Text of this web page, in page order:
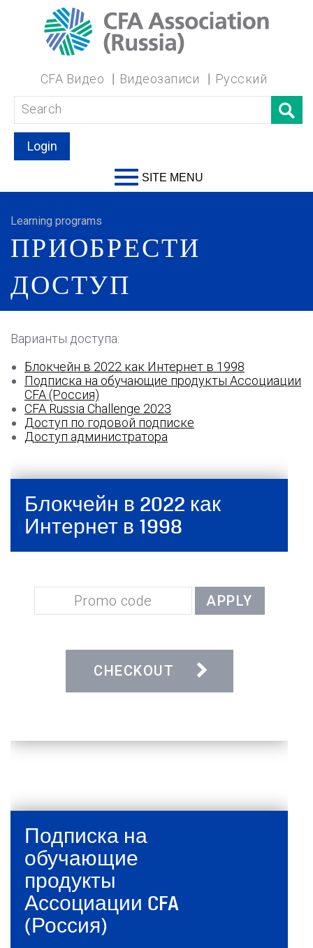
CFA Видео Видеозаписи Русский
Login
SITE MENU
Learning programs
ПРИОБРЕСТИ
ДОСТУП
Варианты доступа:
Блокчейн в 2022 как Интернет в 1998
Подписка на обучающие продукты Ассоциации
CFA (Россия)
CFA Russia Challenge 2023
Доступ по годовой подписке
Доступ администратора